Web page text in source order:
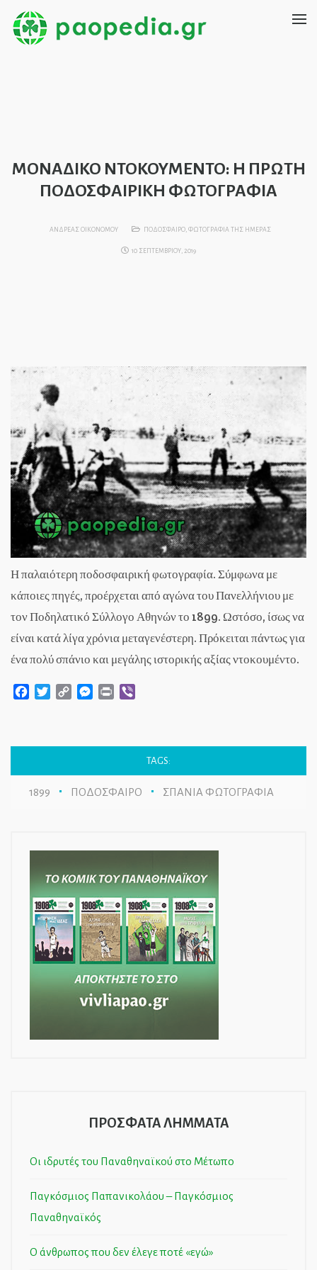
ΜΟΝΑΔΙΚΟ ΝΤΟΚΟΥΜΕΝΤΟ: Η ΠΡΩΤΗ
ΠΟΔΟΣΦΑΙΡΙΚΗ ΦΩΤΟΓΡΑΦΙΑ
ΑΝΔΡΕΑΣ ΟΙΚΟΝΟΜΟΥ ΠΟΔΟΣΦΑΙΡΟ,ΦΩΤΟΓΡΑΦΙΑ ΤΗΣ ΗΜΕΡΑΣ
10 ΣΕΠΤΕΜΒΡΙΟΥ, 2019
Η παλαιότερη ποδοσφαιρική φωτογραφία. Σύμφωνα με
κάποιες πηγές, προέρχεται από αγώνα του Πανελλήνιου με
τον Ποδηλατικό Σύλλογο Αθηνών το 1899. Ωστόσο, ίσως να
είναι κατά λίγα χρόνια μεταγενέστερη. Πρόκειται πάντως για
ένα πολύ σπάνιο και μεγάλης ιστορικής αξίας ντοκουμέντο.
Facebook
Twitter
Copy
Messenger
Print
TAGS:
1899 ΠΟΔΟΣΦΑΙΡΟ ΣΠΑΝΙΑ ΦΩΤΟΓΡΑΦΙΑ
ΠΡΟΣΦΑΤΑ ΛΗΜΜΑΤΑ
Οι ιδρυτές του Παναθηναϊκού στο Μέτωπο
Παγκόσμιος Παπανικολάου – Παγκόσμιος
Παναθηναϊκός
Ο άνθρωπος που δεν έλεγε ποτέ «εγώ»